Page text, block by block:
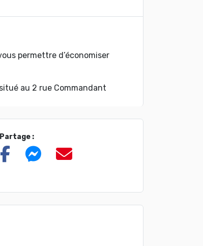
permettre d’économiser
au 2 rue Commandant
Partage :